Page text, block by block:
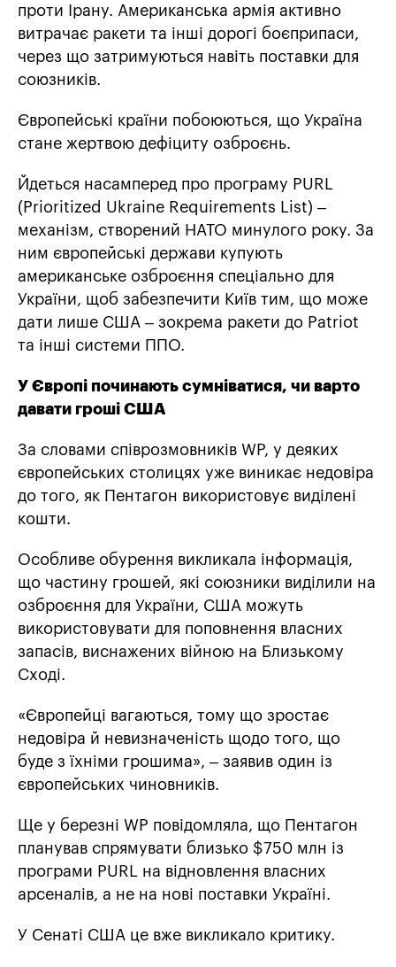
проти Ірану. Американська армія активно
витрачає ракети та інші дорогі боєприпаси,
через що затримуються навіть поставки для
союзників.
Європейські країни побоюються, що Україна
стане жертвою дефіциту озброєнь.
Йдеться насамперед про програму PURL
(Prioritized Ukraine Requirements List) –
механізм, створений НАТО минулого року. За
ним європейські держави купують
американське озброєння спеціально для
України, щоб забезпечити Київ тим, що може
дати лише США – зокрема ракети до Patriot
та інші системи ППО.
У Європі починають сумніватися, чи варто
давати гроші США
За словами співрозмовників WP, у деяких
європейських столицях уже виникає недовіра
до того, як Пентагон використовує виділені
кошти.
Особливе обурення викликала інформація,
що частину грошей, які союзники виділили на
озброєння для України, США можуть
використовувати для поповнення власних
запасів, виснажених війною на Близькому
Сході.
«Європейці вагаються, тому що зростає
недовіра й невизначеність щодо того, що
буде з їхніми грошима», – заявив один із
європейських чиновників.
Ще у березні WP повідомляла, що Пентагон
планував спрямувати близько $750 млн із
програми PURL на відновлення власних
арсеналів, а не на нові поставки Україні.
У Сенаті США це вже викликало критику.